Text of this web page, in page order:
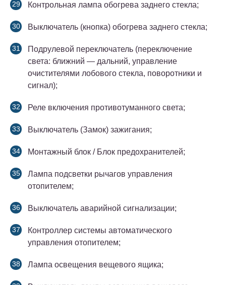
Контрольная лампа обогрева заднего стекла;
Выключатель (кнопка) обогрева заднего стекла;
Подрулевой переключатель (переключение
света: ближний — дальний, управление
очистителями лобового стекла, поворотники и
сигнал);
Реле включения противотуманного света;
Выключатель (Замок) зажигания;
Монтажный блок / Блок предохранителей;
Лампа подсветки рычагов управления
отопителем;
Выключатель аварийной сигнализации;
Контроллер системы автоматического
управления отопителем;
Лампа освещения вещевого ящика;